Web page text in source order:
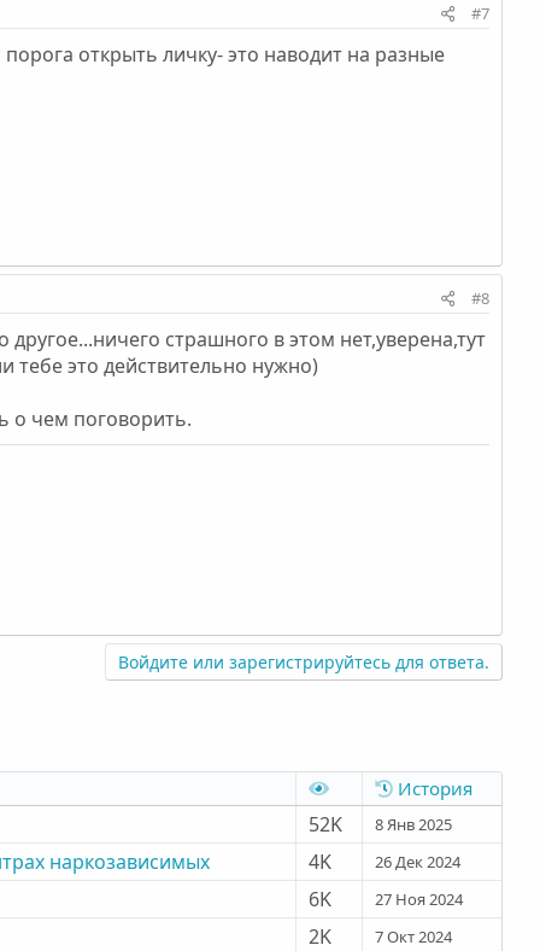
#7
открыть личку- это наводит на разные
#8
страшного в этом нет,уверена,тут
это действительно нужно)
о чем поговорить.
Войдите или зарегистрируйтесь для ответа.
История
52K 8 Янв 2025
наркозависимых 4K 26 Дек 2024
6K 27 Ноя 2024
2K 7 Окт 2024